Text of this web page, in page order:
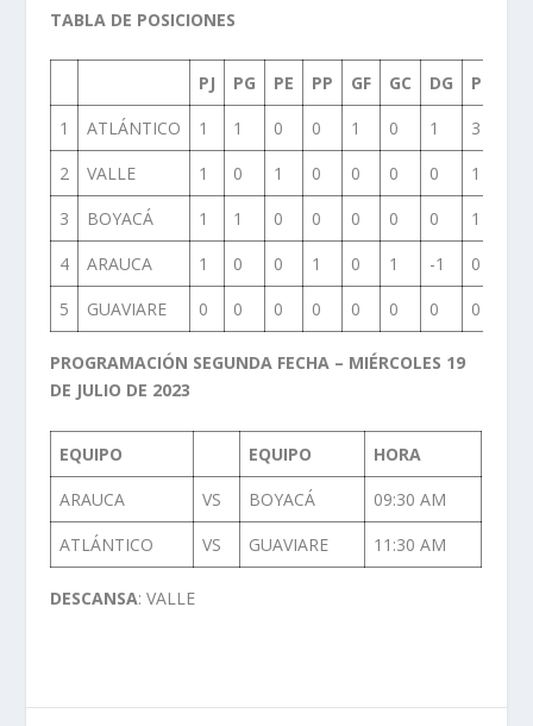
TABLA DE POSICIONES
PJ PG PE PP GF GC DG
1
ATLÁNTICO 1 1 0 0 1 0 1
3
2
VALLE 1 0 1 0 0 0 0
1
3
BOYACÁ 1 1 0 0 0 0 0
1
4
ARAUCA 1 0 0 1 0 1 -1
0
5
GUAVIARE 0 0 0 0 0 0 0 0
PROGRAMACIÓN SEGUNDA FECHA – MIÉRCOLES 19
DE JULIO DE 2023
EQUIPO EQUIPO
HORA
ARAUCA
VS BOYACÁ
09:30 AM
ATLÁNTICO
VS GUAVIARE 11:30 AM
DESCANSA: VALLE